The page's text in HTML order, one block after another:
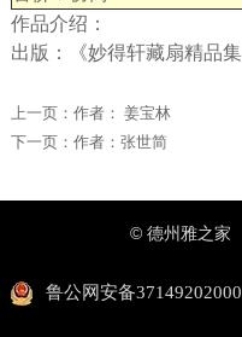
作品介绍：
出版：《妙得轩藏扇精品
上一页： 作者： 姜宝林
下一页： 作者：张世简
© 德州雅之
鲁公网安备